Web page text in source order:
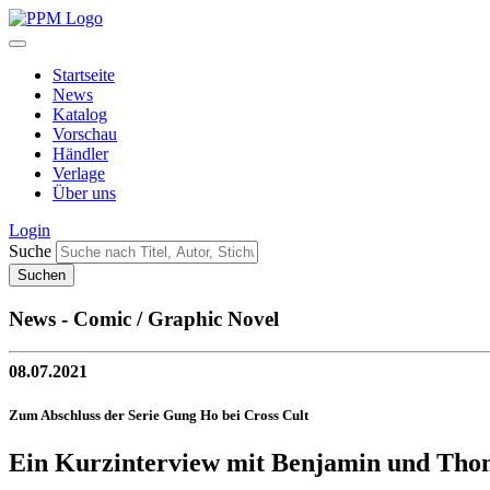
Startseite
News
Katalog
Vorschau
Händler
Verlage
Über uns
Login
Suche
News - Comic / Graphic Novel
08.07.2021
Zum Abschluss der Serie Gung Ho bei Cross Cult
Ein Kurzinterview mit Benjamin und